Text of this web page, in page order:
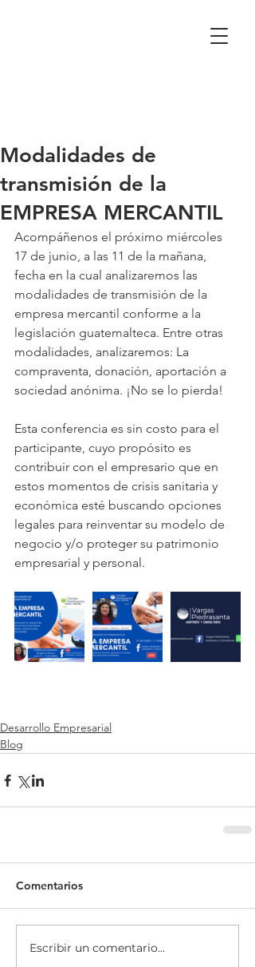
Modalidades de
transmisión de la
EMPRESA MERCANTIL
Acompáñenos el próximo miércoles
17 de junio, a las 11 de la mañana,
fecha en la cual analizaremos las
modalidades de transmisión de la
empresa mercantil conforme a la
legislación guatemalteca. Entre otras
modalidades, analizaremos: La
compraventa, donación, aportación a
sociedad anónima. ¡No se lo pierda!
Esta conferencia es sin costo para el
participante, cuyo propósito es
contribuir con el empresario que en
estos momentos de crisis sanitaria y
económica esté buscando opciones
legales para reinventar su modelo de
negocio y/o proteger su patrimonio
empresarial y personal.
Desarrollo Empresarial
Blog
Comentarios
Escribir un comentario...